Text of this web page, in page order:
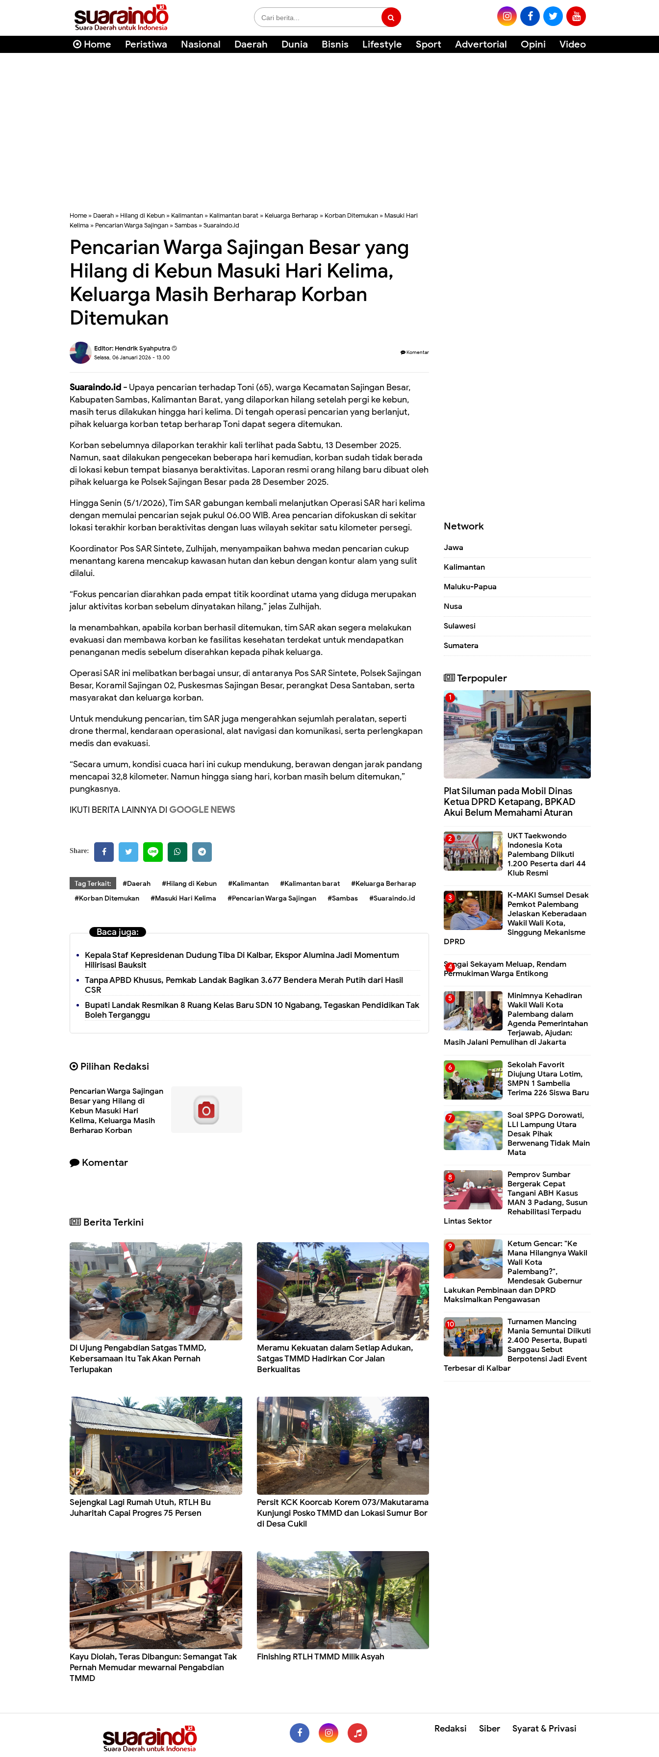
Home Peristiwa Nasional Daerah Dunia Bisnis Lifestyle Sport Advertorial Opini Video
Home » Daerah » Hilang di Kebun » Kalimantan » Kalimantan barat » Keluarga Berharap » Korban Ditemukan » Masuki Hari
Kelima » Pencarian Warga Sajingan »Sambas »Suaraindo.id
Pencarian Warga Sajingan Besar yang
Hilang di Kebun Masuki Hari Kelima,
Keluarga Masih Berharap Korban
Ditemukan
Editor: Hendrik Syahputra
Selasa, 06 Januari 2026 - 13.00
Komentar
Suaraindo.id - Upaya pencarian terhadap Toni (65), warga Kecamatan Sajingan Besar,
Kabupaten Sambas, Kalimantan Barat, yang dilaporkan hilang setelah pergi ke kebun,
masih terus dilakukan hingga hari kelima. Di tengah operasi pencarian yang berlanjut,
pihak keluarga korban tetap berharap Toni dapat segera ditemukan.
Korban sebelumnya dilaporkan terakhir kali terlihat pada Sabtu, 13 Desember 2025.
Namun, saat dilakukan pengecekan beberapa hari kemudian, korban sudah tidak berada
di lokasi kebun tempat biasanya beraktivitas. Laporan resmi orang hilang baru dibuat oleh
pihak keluarga ke Polsek Sajingan Besar pada 28 Desember 2025.
Hingga Senin (5/1/2026), Tim SAR gabungan kembali melanjutkan Operasi SAR hari kelima
dengan memulai pencarian sejak pukul 06.00 WIB. Area pencarian difokuskan di sekitar
lokasi terakhir korban beraktivitas dengan luas wilayah sekitar satu kilometer persegi.
Koordinator Pos SAR Sintete, Zulhijah, menyampaikan bahwa medan pencarian cukup
menantang karena mencakup kawasan hutan dan kebun dengan kontur alam yang sulit
dilalui.
“Fokus pencarian diarahkan pada empat titik koordinat utama yang diduga merupakan
jalur aktivitas korban sebelum dinyatakan hilang,” jelas Zulhijah.
Ia menambahkan, apabila korban berhasil ditemukan, tim SAR akan segera melakukan
evakuasi dan membawa korban ke fasilitas kesehatan terdekat untuk mendapatkan
penanganan medis sebelum diserahkan kepada pihak keluarga.
Operasi SAR ini melibatkan berbagai unsur, di antaranya Pos SAR Sintete, Polsek Sajingan
Besar, Koramil Sajingan 02, Puskesmas Sajingan Besar, perangkat Desa Santaban, serta
masyarakat dan keluarga korban.
Untuk mendukung pencarian, tim SAR juga mengerahkan sejumlah peralatan, seperti
drone thermal, kendaraan operasional, alat navigasi dan komunikasi, serta perlengkapan
medis dan evakuasi.
“Secara umum, kondisi cuaca hari ini cukup mendukung, berawan dengan jarak pandang
mencapai 32,8 kilometer. Namun hingga siang hari, korban masih belum ditemukan,”
pungkasnya.
IKUTI BERITA LAINNYA DI GOOGLE NEWS
Share:
Tag Terkait: #Daerah #Hilang di Kebun #Kalimantan #Kalimantan barat
#Keluarga Berharap
#Korban Ditemukan
#Masuki Hari Kelima #Pencarian Warga Sajingan #Sambas #Suaraindo.id
Baca juga:
Kepala Staf Kepresidenan Dudung Tiba Di Kalbar, Ekspor Alumina Jadi Momentum
Hilirisasi Bauksit
Tanpa APBD Khusus, Pemkab Landak Bagikan 3.677 Bendera Merah Putih dari Hasil
CSR
Bupati Landak Resmikan 8 Ruang Kelas Baru SDN 10 Ngabang, Tegaskan Pendidikan Tak
Boleh Terganggu
Pilihan Redaksi
Pencarian Warga Sajingan
Besar yang Hilang di
Kebun Masuki Hari
Kelima, Keluarga Masih
Berharap Korban
Komentar
Berita Terkini
Di Ujung Pengabdian Satgas TMMD,
Kebersamaan Itu Tak Akan Pernah
Terlupakan
Meramu Kekuatan dalam Setiap Adukan,
Satgas TMMD Hadirkan Cor Jalan
Berkualitas
Sejengkal Lagi Rumah Utuh, RTLH Bu
Juharitah Capai Progres 75 Persen
Persit KCK Koorcab Korem 073/Makutarama
Kunjungi Posko TMMD dan Lokasi Sumur Bor
di Desa Cukil
Kayu Diolah, Teras Dibangun: Semangat Tak
Pernah Memudar mewarnai Pengabdian
TMMD
Finishing RTLH TMMD Milik Asyah
Network
Jawa
Kalimantan
Maluku-Papua
Nusa
Sulawesi
Sumatera
Terpopuler
Plat Siluman pada Mobil Dinas
Ketua DPRD Ketapang, BPKAD
Akui Belum Memahami Aturan
UKT Taekwondo
Indonesia Kota
Palembang Diikuti
1.200 Peserta dari 44
Klub Resmi
K-MAKI Sumsel Desak
Pemkot Palembang
Jelaskan Keberadaan
Wakil Wali Kota,
Singgung Mekanisme
DPRD
Sungai Sekayam Meluap, Rendam
Permukiman Warga Entikong
Minimnya Kehadiran
Wakil Wali Kota
Palembang dalam
Agenda Pemerintahan
Terjawab, Ajudan:
Masih Jalani Pemulihan di Jakarta
Sekolah Favorit
Diujung Utara Lotim,
SMPN 1 Sambelia
Terima 226 Siswa Baru ‎
Soal SPPG Dorowati,
LLI Lampung Utara
Desak Pihak
Berwenang Tidak Main
Mata
Pemprov Sumbar
Bergerak Cepat
Tangani ABH Kasus
MAN 3 Padang, Susun
Rehabilitasi Terpadu
Lintas Sektor
Ketum Gencar: "Ke
Mana Hilangnya Wakil
Wali Kota
Palembang?",
Mendesak Gubernur
Lakukan Pembinaan dan DPRD
Maksimalkan Pengawasan
Turnamen Mancing
Mania Semuntai Diikuti
2.400 Peserta, Bupati
Sanggau Sebut
Berpotensi Jadi Event
Terbesar di Kalbar
Redaksi Siber Syarat & Privasi